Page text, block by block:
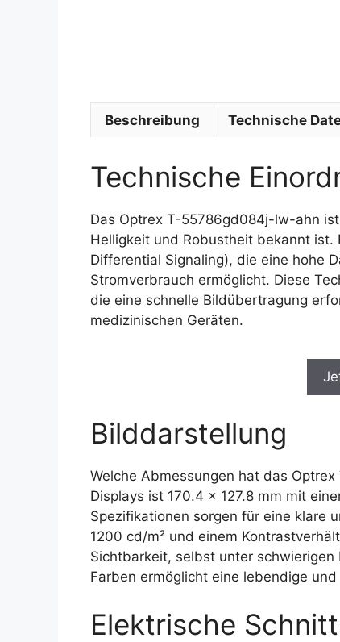
Beschreibung Technische
Technische
Das Optrex T-55786gd084j-lw-ahn
Helligkeit und Robustheit bekannt
Differential Signaling), die eine hohe
Stromverbrauch ermöglicht. Diese
die eine schnelle Bildübertragung
medizinischen Geräten.
Bilddarstellung
Welche Abmessungen hat das
Displays ist 170.4 x 127.8 mm mit
Spezifikationen sorgen für eine klare
1200 cd/m² und einem
Sichtbarkeit, selbst unter
Farben ermöglicht eine lebendige
Elektrische